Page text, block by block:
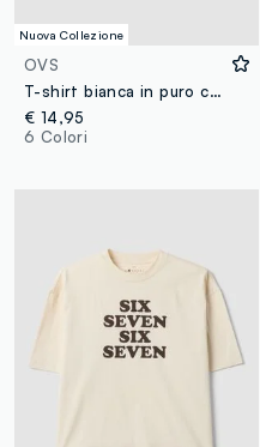
Nuova Collezione
OVS
T-shirt bianca in puro cotone a girocollo relaxed fit
€ 14,95
6 Colori